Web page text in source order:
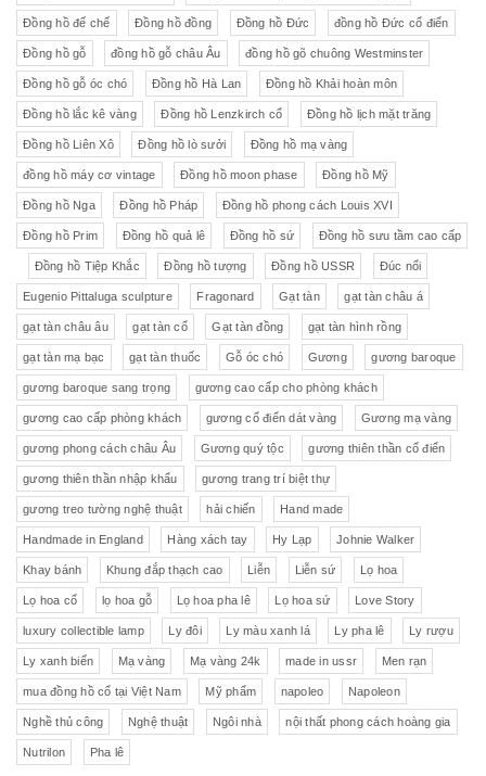
Đồng hồ đế chế Đồng hồ đồng Đồng hồ Đức đồng hồ Đức cổ điển
Đồng hồ gỗ đồng hồ gỗ châu Âu đồng hồ gõ chuông Westminster
Đồng hồ gỗ óc chó Đồng hồ Hà Lan Đồng hồ Khải hoàn môn
Đồng hồ lắc kê vàng Đồng hồ Lenzkirch cổ Đồng hồ lịch mặt trăng
Đồng hồ Liên Xô Đồng hồ lò sưởi Đồng hồ mạ vàng
đồng hồ máy cơ vintage Đồng hồ moon phase Đồng hồ Mỹ
Đồng hồ Nga Đồng hồ Pháp Đồng hồ phong cách Louis XVI
Đồng hồ Prim Đồng hồ quả lê Đồng hồ sứ Đồng hồ sưu tầm cao cấp
Đồng hồ Tiệp Khắc Đồng hồ tượng Đồng hồ USSR Đúc nổi
Eugenio Pittaluga sculpture Fragonard Gạt tàn gạt tàn châu á
gạt tàn châu âu gạt tàn cổ Gạt tàn đồng gạt tàn hình rồng
gạt tàn mạ bạc gạt tàn thuốc Gỗ óc chó Gương gương baroque
gương baroque sang trọng gương cao cấp cho phòng khách
gương cao cấp phòng khách gương cổ điển dát vàng Gương mạ vàng
gương phong cách châu Âu Gương quý tộc gương thiên thần cổ điển
gương thiên thần nhập khẩu gương trang trí biệt thự
gương treo tường nghệ thuật hải chiến Hand made
Handmade in England Hàng xách tay Hy Lạp Johnie Walker
Khay bánh Khung đắp thạch cao Liễn Liễn sứ Lọ hoa
Lọ hoa cổ lọ hoa gỗ Lọ hoa pha lê Lọ hoa sứ Love Story
luxury collectible lamp Ly đôi Ly màu xanh lá Ly pha lê Ly rượu
Ly xanh biển Mạ vàng Mạ vàng 24k made in ussr Men rạn
mua đồng hồ cổ tại Việt Nam Mỹ phẩm napoleo Napoleon
Nghề thủ công Nghệ thuật Ngôi nhà nội thất phong cách hoàng gia
Nutrilon Pha lê